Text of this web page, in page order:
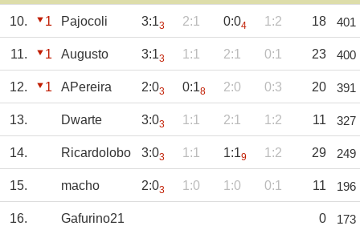
10. 1 Pajocoli 3:13 2:1 0:04 1:2 18 401
11. 1 Augusto 3:13 1:1 2:1 0:1 23 400
12. 1 APereira 2:03 0:18 2:0 0:3 20 391
13. Dwarte 3:03 1:1 2:1 1:2 11 327
14. Ricardolobo 3:03 1:1 1:19 1:2 29 249
15. macho 2:03 1:0 1:0 0:1 11 196
16. Gafurino21 0 173